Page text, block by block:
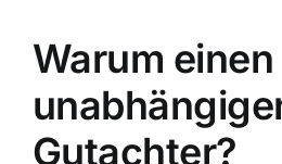
Warum einen
Gutachter?